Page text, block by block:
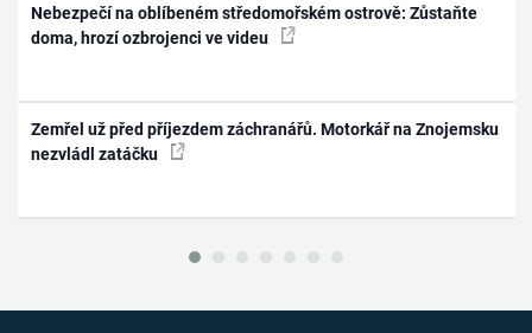
Nebezpečí na oblíbeném středomořském ostrově: Zůstaňte
doma, hrozí ozbrojenci ve videu
Zemřel už před příjezdem záchranářů. Motorkář na Znojemsku
nezvládl zatáčku